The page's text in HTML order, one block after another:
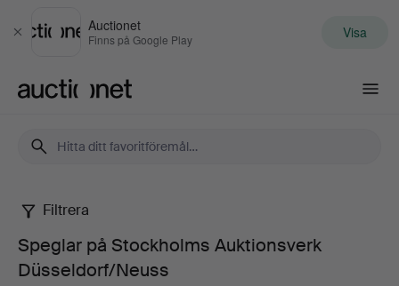
Stäng
Auctionet
Finns på Google Play Visa
Speglar
på
Filtrera
Speglar på Stockholms Auktionsverk
Düsseldorf/Neuss